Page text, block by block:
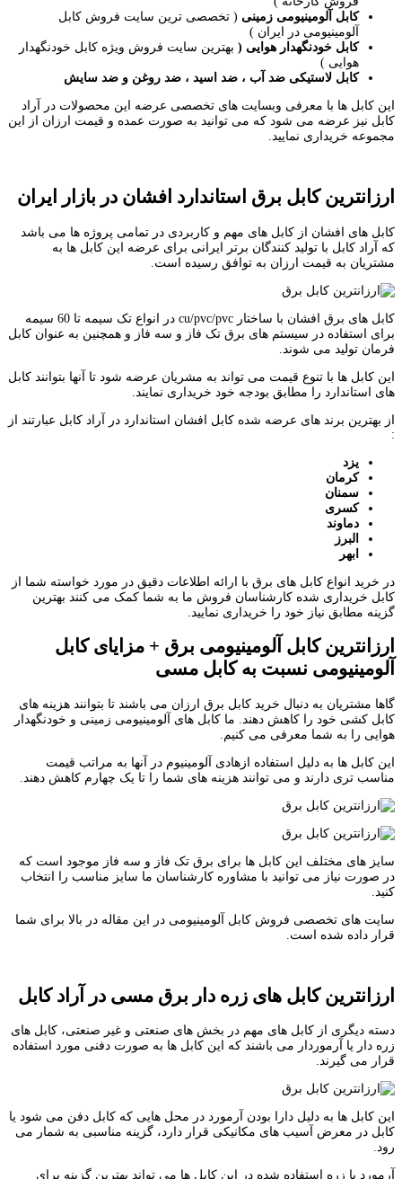
کابل آلومینیومی زمینی ( تخصصی ترین سایت فروش کابل
آلومینیومی در ایران )
کابل خودنگهدار هوایی ( بهترین سایت فروش ویژه کابل خودنگهدار
هوایی )
کابل لاستیکی ضد آب ، ضد اسید ، ضد روغن و ضد سایش
این کابل ها با معرفی وبسایت های تخصصی عرضه این محصولات در آراد
کابل نیز عرضه می شود که می توانید به صورت عمده و قیمت ارزان از این
مجموعه خریداری نمایید.
ارزانترین کابل برق استاندارد افشان در بازار ایران
کابل های افشان از کابل های مهم و کاربردی در تمامی پروژه ها می باشد
که آراد کابل با تولید کنندگان برتر ایرانی برای عرضه این کابل ها به
مشتریان به قیمت ارزان به توافق رسیده است.
کابل های برق افشان با ساختار cu/pvc/pvc در انواع تک سیمه تا 60 سیمه
برای استفاده در سیستم های برق تک فاز و سه فاز و همچنین به عنوان کابل
فرمان تولید می شوند.
این کابل ها با تنوع قیمت می تواند به مشریان عرضه شود تا آنها بتوانند کابل
های استاندارد را مطابق بودجه خود خریداری نمایند.
از بهترین برند های عرضه شده کابل افشان استاندارد در آراد کابل عبارتند از
:
یزد
کرمان
سمنان
کسری
دماوند
البرز
ابهر
در خرید انواع کابل های برق با ارائه اطلاعات دقیق در مورد خواسته شما از
کابل خریداری شده کارشناسان فروش ما به شما کمک می کنند بهترین
گزینه مطابق نیاز خود را خریداری نمایید.
ارزانترین کابل آلومینیومی برق + مزایای کابل
آلومینیومی نسبت به کابل مسی
گاها مشتریان به دنبال خرید کابل برق ارزان می باشند تا بتوانند هزینه های
کابل کشی خود را کاهش دهند. ما کابل های آلومینیومی زمینی و خودنگهدار
هوایی را به شما معرفی می کنیم.
این کابل ها به دلیل استفاده ازهادی آلومینیوم در آنها به مراتب قیمت
مناسب تری دارند و می توانند هزینه های شما را تا یک چهارم کاهش دهند.
سایز های مختلف این کابل ها برای برق تک فاز و سه فاز موجود است که
در صورت نیاز می توانید با مشاوره کارشناسان ما سایز مناسب را انتخاب
کنید.
سایت های تخصصی فروش کابل آلومینیومی در این مقاله در بالا برای شما
قرار داده شده است.
ارزانترین کابل های زره دار برق مسی در آراد کابل
دسته دیگری از کابل های مهم در بخش های صنعتی و غیر صنعتی، کابل های
زره دار یا آرموردار می باشند که این کابل ها به صورت دفنی مورد استفاده
قرار می گیرند.
این کابل ها به دلیل دارا بودن آرمورد در محل هایی که کابل دفن می شود یا
کابل در معرض آسیب های مکانیکی قرار دارد، گزینه مناسبی به شمار می
رود.
آرمورد یا زره استفاده شده در این کابل ها می تواند بهترین گزینه برای